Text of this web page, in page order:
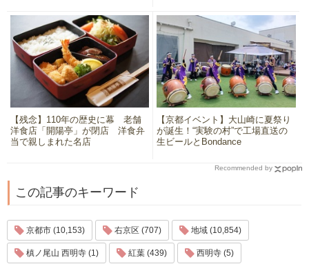
【残念】110年の歴史に幕 老舗
洋食店「開陽亭」が閉店 洋食弁
当で親しまれた名店
【京都イベント】大山崎に夏祭り
が誕生！“実験の村”で工場直送の
生ビールとBondance
Recommended by
この記事のキーワード
京都市 (10,153) 右京区 (707) 地域 (10,854)
槙ノ尾山 西明寺 (1) 紅葉 (439) 西明寺 (5)